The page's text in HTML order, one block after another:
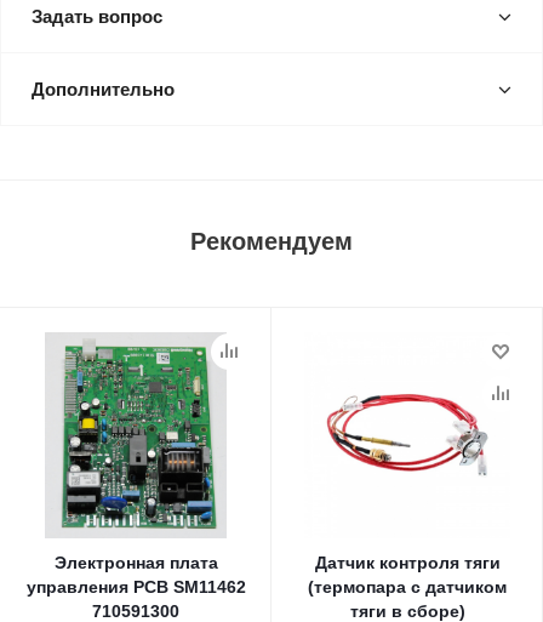
Задать вопрос
Дополнительно
Рекомендуем
Электронная плата
управления PCB SM11462
710591300
Датчик контроля тяги
(термопара с датчиком
тяги в сборе)